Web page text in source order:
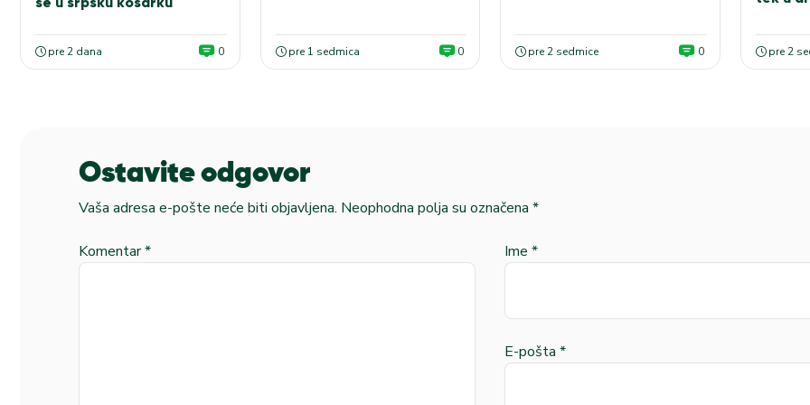
pre 2 dana 0 pre 1 sedmica 0 pre 2 sedmice 0 pre 2
Ostavite odgovor
Vaša adresa e-pošte neće biti objavljena. Neophodna polja su označena *
Komentar* Ime *
E-pošta *